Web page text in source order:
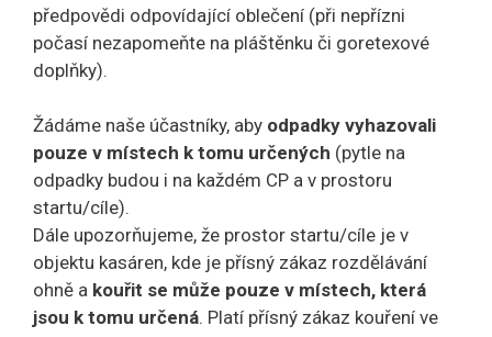
předpovědi odpovídající oblečení (při nepřízni
počasí nezapomeňte na pláštěnku či goretexové
doplňky).
Žádáme naše účastníky, aby odpadky vyhazovali
pouze v místech k tomu určených (pytle na
odpadky budou i na každém CP a v prostoru
startu/cíle).
Dále upozorňujeme, že prostor startu/cíle je v
objektu kasáren, kde je přísný zákaz rozdělávání
ohně a kouřit se může pouze v místech, která
jsou k tomu určená. Platí přísný zákaz kouření ve